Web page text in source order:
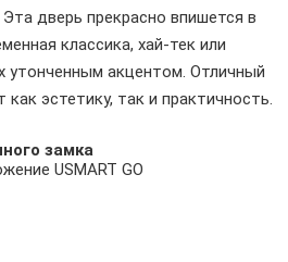
дверь прекрасно впишется в
классика, хай-тек или
утонченным акцентом. Отличный
эстетику, так и практичность.
замка
USMART GO